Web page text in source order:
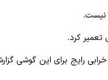
کرد.
2 سال از ارائه گوشی های آیفون اس ای سری 2020 می گذرد؛ تا